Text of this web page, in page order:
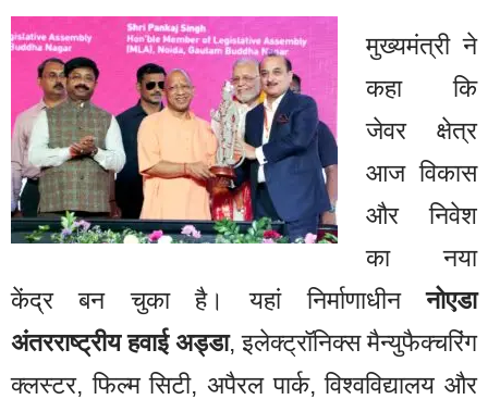
मुख्यमंत्री ने
कहा कि
जेवर क्षेत्र
आज विकास
और निवेश
का नया
केंद्र बन चुका है। यहां निर्माणाधीननोएडा
अंतरराष्ट्रीय हवाई अड्डा, इलेक्ट्रॉनिक्स मैन्युफैक्चरिंग
क्लस्टर, फिल्म सिटी, अपैरल पार्क, विश्वविद्यालय और